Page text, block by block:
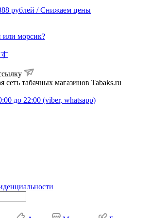
рублей / Снижаем цены
или морсик?
сеть табачных магазинов Tabaks.ru
до 22:00 (viber, whatsapp)